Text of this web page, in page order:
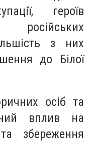
героїв
з них
до Білої
осіб та
вплив на
збереження